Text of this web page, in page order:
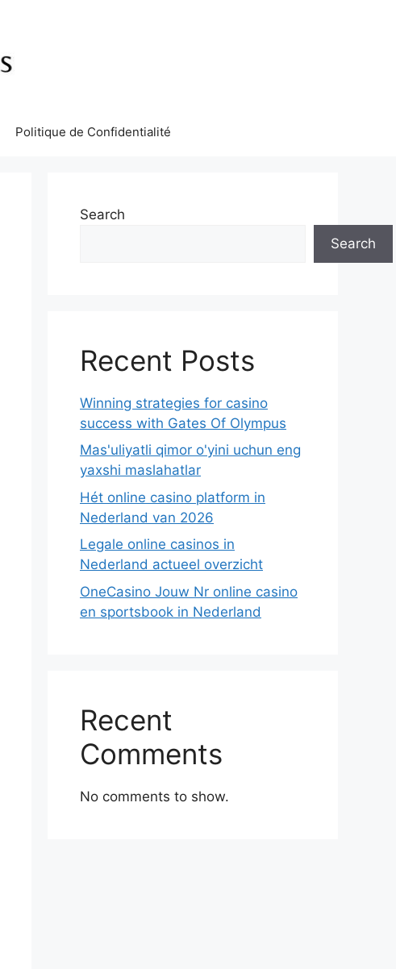
Politique de Confidentialité
Search
Search
Recent Posts
Winning strategies for casino
success with Gates Of Olympus
Mas'uliyatli qimor o'yini uchun eng
yaxshi maslahatlar
Hét online casino platform in
Nederland van 2026
Legale online casinos in
Nederland actueel overzicht
OneCasino Jouw Nr online casino
en sportsbook in Nederland
Recent
Comments
No comments to show.